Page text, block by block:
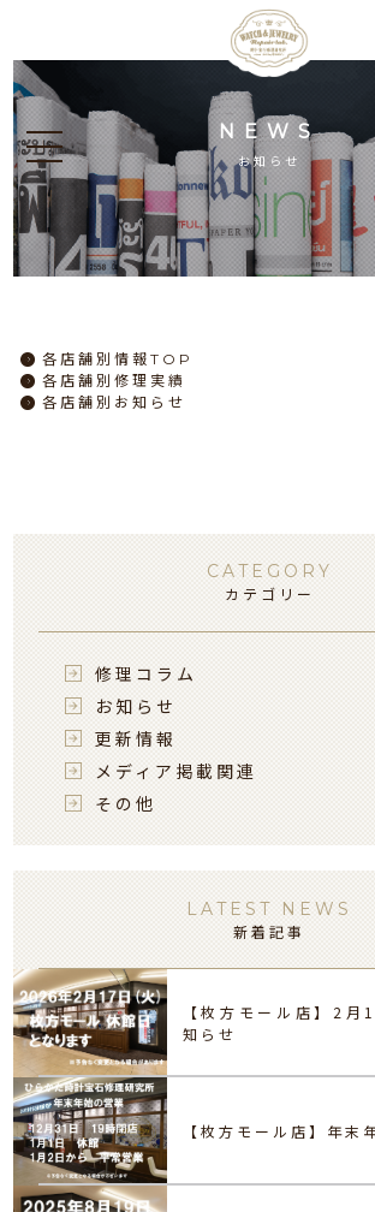
NEWS
お知らせ
各店舗別情報TOP
各店舗別修理実績
各店舗別お知らせ
CATEGORY
カテゴリー
修理コラム
お知らせ
更新情報
メディア掲載関連
その他
LATEST NEWS
新着記事
【枚方モール店】2月
知らせ
【枚方モール店】年末